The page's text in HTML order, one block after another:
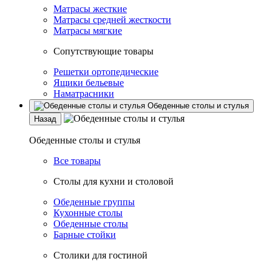
Матрасы жесткие
Матрасы средней жесткости
Матрасы мягкие
Сопутствующие товары
Решетки ортопедические
Ящики бельевые
Наматрасники
Обеденные столы и стулья
Назад
Обеденные столы и стулья
Все товары
Столы для кухни и столовой
Обеденные группы
Кухонные столы
Обеденные столы
Барные стойки
Столики для гостиной